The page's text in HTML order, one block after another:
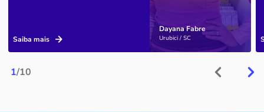
1/10
Dayana Fabre
Urubici / SC
Saiba mais